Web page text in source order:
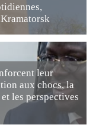
leur
aux chocs, la
les perspectives